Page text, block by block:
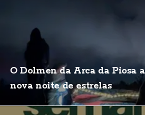
O Dolmen da Arca da Piosa
nova noite de estrelas